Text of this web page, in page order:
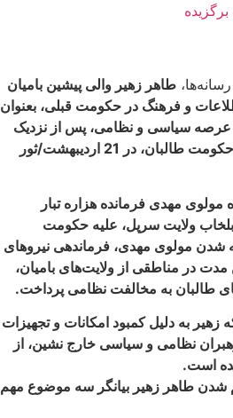
برگزیده
طاهر زهیر والی پیشین بامیان
و فرهنگ در حکومت قبلی، بعنوان
سیاسی و نظامی، پس از نزدیک
به دوسال مخالفت نظامی با حکومت طالبان، در 21 اردیبهشت/ثور
مهدی فرمانده ‌هزاره ‌تبار
ولایت سرپل، علیه حکومت
شدن مولوی مهدی، فرماندهی نیروهای
در مناطقی از ولایت‌های بامیان،
طالبان به مخالفت نظامی پرداخت.
به دلیل کمبود امکانات و تجهیزات
نظامی و سیاسی خارج نشین، از
است.
شدن طاهر زهیر بیانگر سه موضوع مهم